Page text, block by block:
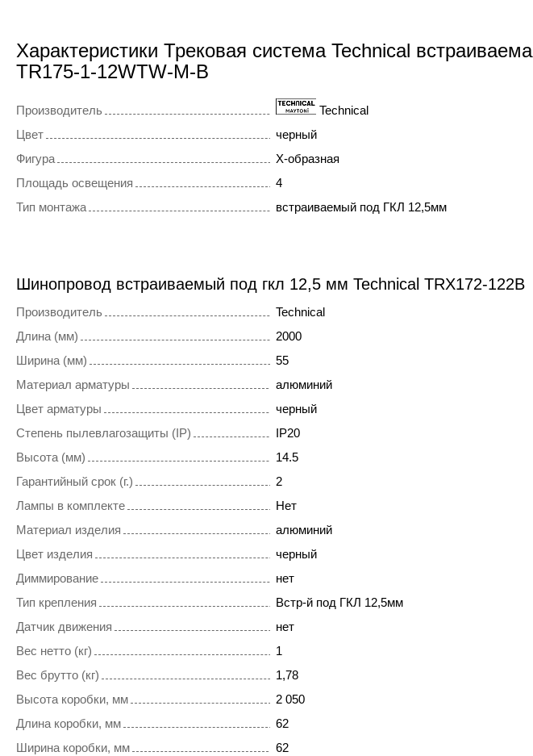
Характеристики Трековая система Technical
TR175-1-12WTW-M-B
Производитель Technical
Цвет
черный
Фигура
X-образная
Площадь освещения
4
Тип монтажа
встраиваемый под ГКЛ 12,5мм
Шинопровод встраиваемый под гкл 12,5 мм Technical TRX172-122B
Производитель
Technical
Длина (мм)
2000
Ширина (мм)
55
Материал арматуры
алюминий
Цвет арматуры
черный
Степень пылевлагозащиты (IP)
IP20
Высота (мм)
14.5
Гарантийный срок (г.)
2
Лампы в комплекте
Нет
Материал изделия
алюминий
Цвет изделия
черный
Диммирование
нет
Тип крепления
Встр-й под ГКЛ 12,5мм
Датчик движения
нет
Вес нетто (кг)
1
Вес брутто (кг)
1,78
Высота коробки, мм
2 050
Длина коробки, мм
62
Ширина коробки, мм
62